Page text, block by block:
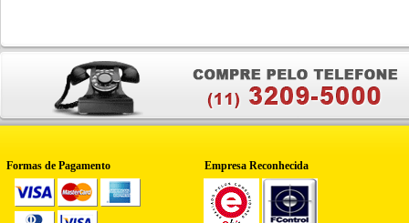
Formas de Pagamento Empresa Reconhecida